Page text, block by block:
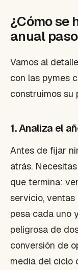
¿Cómo se
anual
Vamos al
con las pymes
construimos su
1. Analiza el
Antes de fijar
atrás.
que termina:
servicio,
pesa cada uno
peligrosa de
conversión de
media del ciclo